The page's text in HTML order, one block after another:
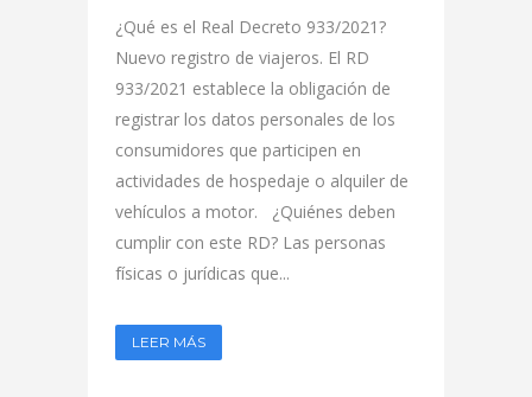
¿Qué es el Real Decreto 933/2021?
Nuevo registro de viajeros. El RD
933/2021 establece la obligación de
registrar los datos personales de los
consumidores que participen en
actividades de hospedaje o alquiler de
vehículos a motor. ¿Quiénes deben
cumplir con este RD? Las personas
físicas o jurídicas que...
LEER MÁS